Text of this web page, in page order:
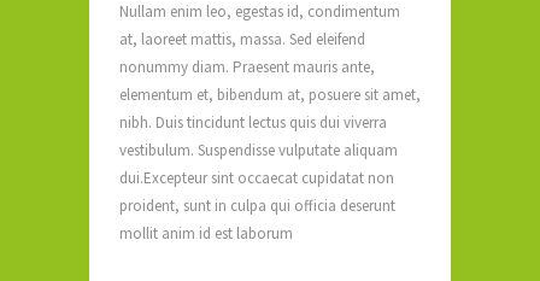
Nullam enim leo, egestas id, condimentum
at, laoreet mattis, massa. Sed eleifend
nonummy diam. Praesent mauris ante,
elementum et, bibendum at, posuere sit amet,
nibh. Duis tincidunt lectus quis dui viverra
vestibulum. Suspendisse vulputate aliquam
dui.Excepteur sint occaecat cupidatat non
proident, sunt in culpa qui officia deserunt
mollit anim id est laborum